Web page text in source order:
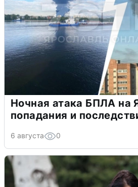
Ночная атака БПЛА на
попадания и
6 августа 0